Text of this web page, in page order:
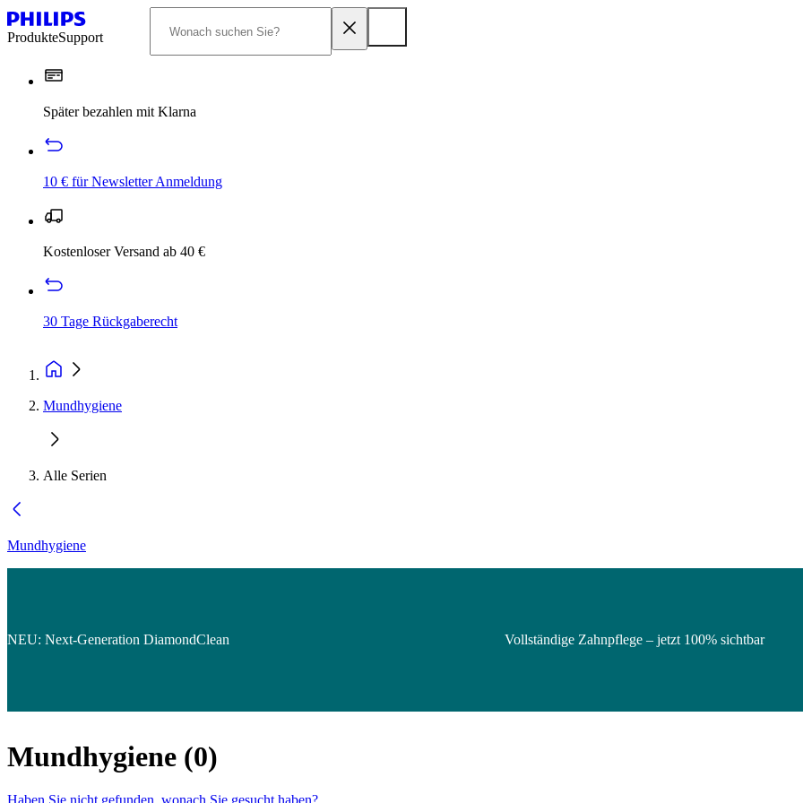
ProdukteSupport
Später bezahlen mit Klarna
10 € für Newsletter Anmeldung
Kostenloser Versand ab 40 €
30 Tage Rückgaberecht
Mundhygiene
Alle Serien
Mundhygiene
NEU: Next-Generation DiamondClean Vollständige Zahnpflege – jetzt 100% sichtbar
Mundhygiene (0)